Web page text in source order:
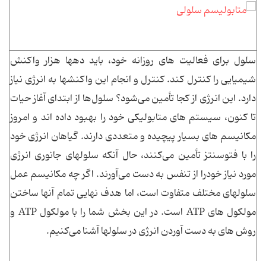
سلول برای فعالیت های روزانه خود، باید دهها هزار واکنش
شیمیایی را کنترل کند. کنترل و انجام این واکنشها به انرژی نیاز
دارد. این انرژی از کجا تأمین می‌شود؟ سلول‌ها از ابتدای آغاز حیات
تا کنون، سیستم های متابولیکی خود را بهبود داده اند و امروز
مکانیسم های بسیار پیچیده و متعددی دارند. گیاهان انرژی خود
را با فتوسنتز تأمین می‌کنند، حال آنکه سلولهای جانوری انرژی
مورد نیاز خودرا از تنفس به دست می‌آورند. اگر چه مکانیسم عمل
سلولهای مختلف متفاوت است، اما هدف نهایی تمام آنها ساختن
مولکول های ATP است. در این بخش شما را با مولکول ATP و
روش های به دست آوردن انرژی در سلولها آشنا می‌کنیم.